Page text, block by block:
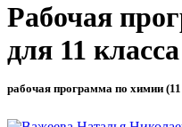
Рабочая
для 11 класса
рабочая программа по химии (11